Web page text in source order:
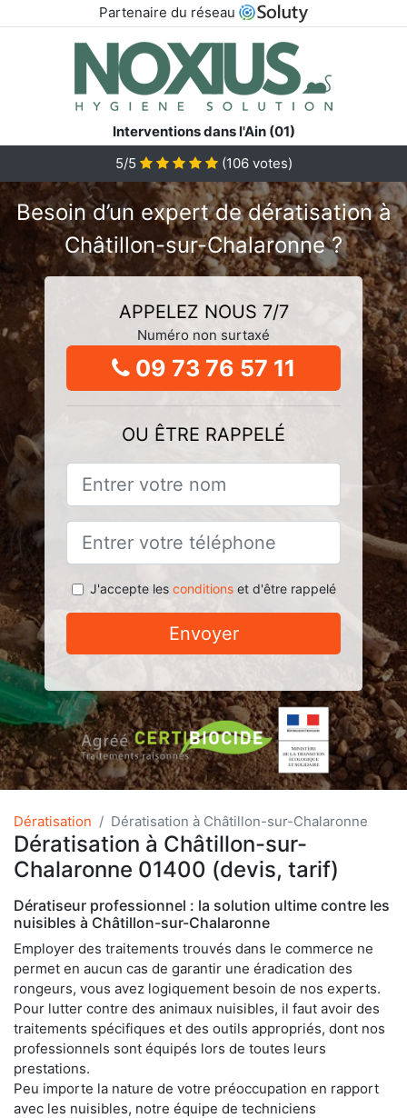
Partenaire du réseau
Interventions dans l'Ain (01)
5/5
(106votes)
Besoin d’un expert de dératisation à
Châtillon-sur-Chalaronne ?
APPELEZ NOUS 7/7
Numéro non surtaxé
09 73 76 57 11
OU ÊTRE RAPPELÉ
J'accepte les conditionset d'être rappelé
Envoyer
Dératisation Dératisation à Châtillon-sur-Chalaronne
Dératisation à Châtillon-sur-
Chalaronne 01400 (devis, tarif)
Dératiseur professionnel : la solution ultime contre les
nuisibles à Châtillon-sur-Chalaronne
Employer des traitements trouvés dans le commerce ne
permet en aucun cas de garantir une éradication des
rongeurs, vous avez logiquement besoin de nos experts.
Pour lutter contre des animaux nuisibles, il faut avoir des
traitements spécifiques et des outils appropriés, dont nos
professionnels sont équipés lors de toutes leurs
prestations.
Peu importe la nature de votre préoccupation en rapport
avec les nuisibles, notre équipe de techniciens